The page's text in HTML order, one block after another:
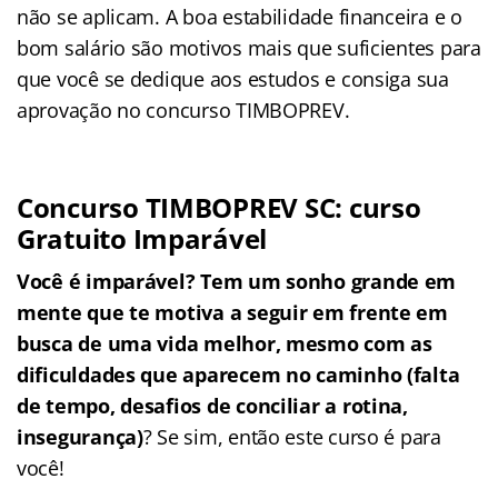
não se aplicam. A boa estabilidade financeira e o
bom salário são motivos mais que suficientes para
que você se dedique aos estudos e consiga sua
aprovação no concurso TIMBOPREV.
Concurso TIMBOPREV SC: curso
Gratuito Imparável
Você é imparável? Tem um sonho grande em
mente que te motiva a seguir em frente em
busca de uma vida melhor, mesmo com as
dificuldades que aparecem no caminho (falta
de tempo, desafios de conciliar a rotina,
insegurança)? Se sim, então este curso é para
você!